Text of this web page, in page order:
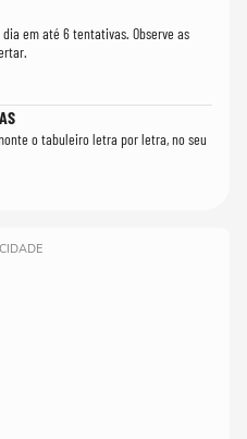
em até 6 tentativas. Observe as
o tabuleiro letra por letra, no seu